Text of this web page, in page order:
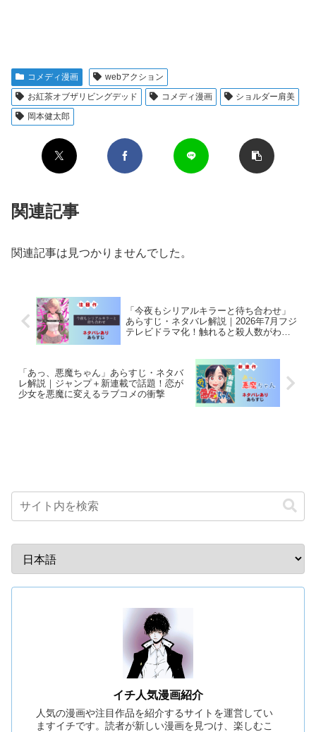
コメディ漫画
webアクション
お紅茶オブザリビングデッド
コメディ漫画
ショルダー肩美
岡本健太郎
関連記事
関連記事は見つかりませんでした。
「今夜もシリアルキラーと待ち合わせ」
あらすじ・ネタバレ解説｜2026年7月フジ
テレビドラマ化！触れると殺人数がわか
「あっ、悪魔ちゃん」あらすじ・ネタバ
レ解説｜ジャンプ＋新連載で話題！恋が
少女を悪魔に変えるラブコメの衝撃
イチ人気漫画紹介
人気の漫画や注目作品を紹介するサイトを運営してい
ますイチです。読者が新しい漫画を見つけ、楽しむこ